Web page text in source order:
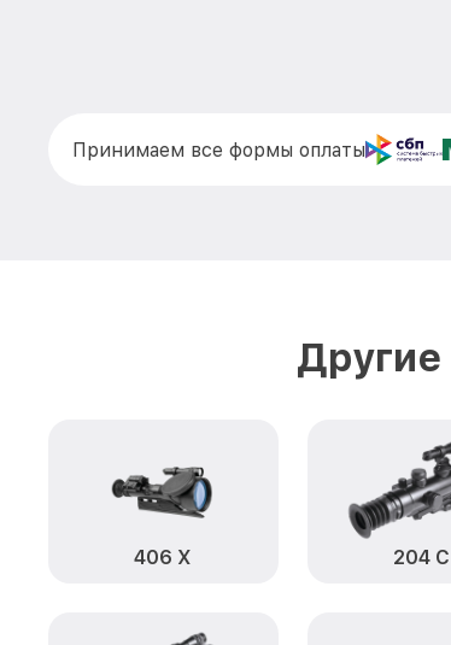
Принимаем все формы оплаты
406 Х 204 С